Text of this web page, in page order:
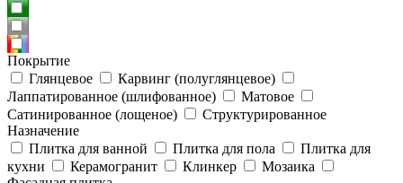
Покрытие
Глянцевое
Карвинг (полуглянцевое)
Лаппатированное (шлифованное)
Матовое
Сатинированное (лощеное)
Структурированное
Назначение
Плитка для ванной
Плитка для пола
Плитка для
кухни
Керамогранит Клинкер
Мозаика